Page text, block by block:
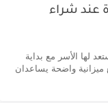
عند شراء
لها الأسر مع بداية
واضحة يساعدان